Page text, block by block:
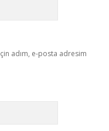
adım, e-posta adresim